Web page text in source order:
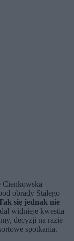
Cienkowska
obrady Stałego
się jednak nie
widnieje kwestia
decyzji na razie
spotkania.